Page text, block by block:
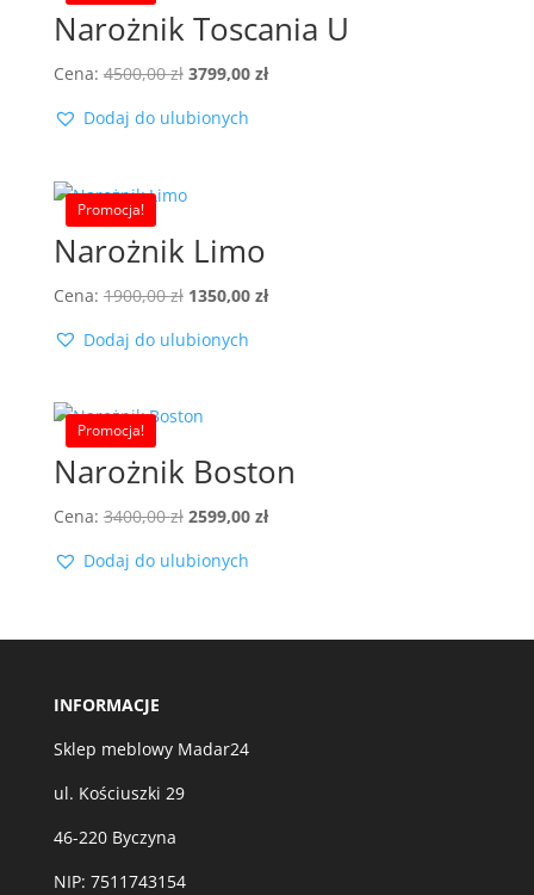
Narożnik Toscania U
Cena: 4500,00zł Pierwotna
wynosiła:
3799,00 złAktualna
Dodaj do ulubionych
Promocja!
Narożnik Limo
Cena: 1900,00zł Pierwotna
wynosiła:
1350,00 złAktualna
Dodaj do ulubionych
Promocja!
Narożnik Boston
Cena: 3400,00zł Pierwotna
wynosiła:
2599,00 złAktualna
Dodaj do ulubionych
INFORMACJE
Sklep meblowy Madar24
ul. Kościuszki 29
46-220 Byczyna
NIP: 7511743154